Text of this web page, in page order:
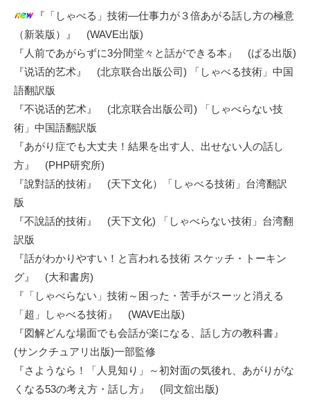
『「しゃべる」技術―仕事力が３倍あがる話し方の極意
（新装版）』
(WAVE出版)
『人前であがらずに3分間堂々と話ができる本』
(ぱる出版)
『说话的艺术』
(北京联合出版公司) 「しゃべる技術」中国
語翻訳版
『不说话的艺术』
(北京联合出版公司) 「しゃべらない技
術」中国語翻訳版
『あがり症でも大丈夫！結果を出す人、出せない人の話し
方』
(PHP研究所)
『說對話的技術』
(天下文化）「しゃべる技術」台湾翻訳
版
『不說話的技術』
(天下文化) 「しゃべらない技術」台湾翻
訳版
『話がわかりやすい！と言われる技術 スケッチ・トーキン
グ』
(大和書房)
『「しゃべらない」技術～困った・苦手がスーッと消える
「超」しゃべる技術』
(WAVE出版)
『図解どんな場面でも会話が楽になる、話し方の教科書』
(サンクチュアリ出版)一部監修
『さようなら！「人見知り」～初対面の気後れ、あがりがな
くなる53の考え方・話し方』
(同文舘出版)